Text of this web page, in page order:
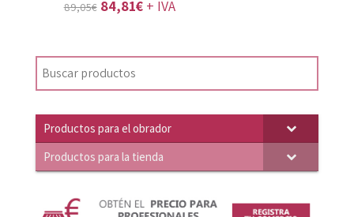
89,05€ El
original
era:
84,81€El
actual
+ IVA
Productos para el obrador
Productos para la tienda